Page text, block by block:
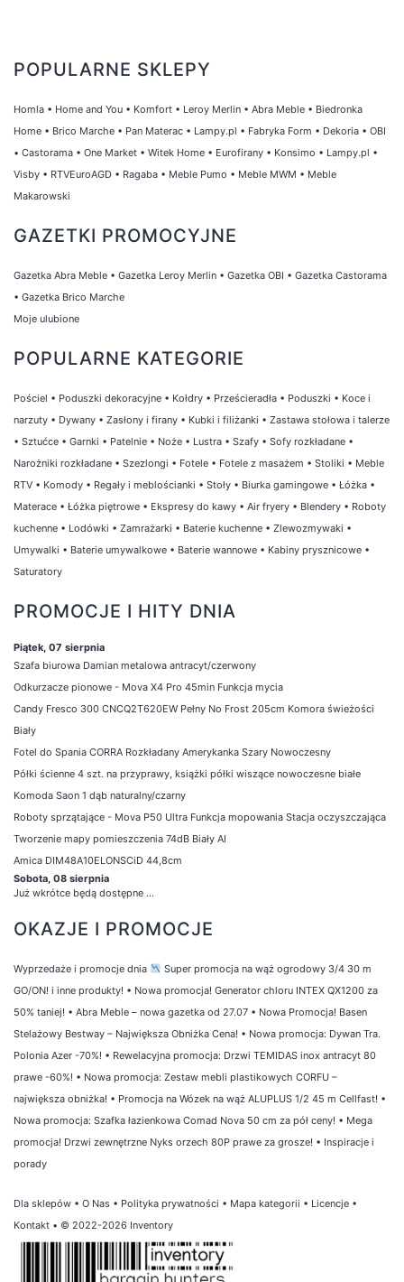
POPULARNE SKLEPY
Homla • Home and You • Komfort • Leroy Merlin • Abra Meble • Biedronka
Home • Brico Marche • Pan Materac • Lampy.pl • Fabryka Form • Dekoria • OBI
• Castorama • One Market • Witek Home • Eurofirany • Konsimo • Lampy.pl •
Visby • RTVEuroAGD • Ragaba • Meble Pumo • Meble MWM • Meble
Makarowski
GAZETKI PROMOCYJNE
Gazetka Abra Meble • Gazetka Leroy Merlin • Gazetka OBI • Gazetka Castorama
• Gazetka Brico Marche
Moje ulubione
POPULARNE KATEGORIE
Pościel • Poduszki dekoracyjne • Kołdry • Prześcieradła • Poduszki • Koce i
narzuty • Dywany • Zasłony i firany • Kubki i filiżanki • Zastawa stołowa i talerze
• Sztućce • Garnki • Patelnie • Noże • Lustra • Szafy • Sofy rozkładane •
Narożniki rozkładane • Szezlongi • Fotele • Fotele z masażem • Stoliki • Meble
RTV • Komody • Regały i meblościanki • Stoły • Biurka gamingowe • Łóżka •
Materace • Łóżka piętrowe • Ekspresy do kawy • Air fryery • Blendery • Roboty
kuchenne • Lodówki • Zamrażarki • Baterie kuchenne • Zlewozmywaki •
Umywalki • Baterie umywalkowe • Baterie wannowe • Kabiny prysznicowe •
Saturatory
PROMOCJE I HITY DNIA
Piątek, 07 sierpnia
Szafa biurowa Damian metalowa antracyt/czerwony
Odkurzacze pionowe - Mova X4 Pro 45min Funkcja mycia
Candy Fresco 300 CNCQ2T620EW Pełny No Frost 205cm Komora świeżości
Biały
Fotel do Spania CORRA Rozkładany Amerykanka Szary Nowoczesny
Półki ścienne 4 szt. na przyprawy, książki półki wiszące nowoczesne białe
Komoda Saon 1 dąb naturalny/czarny
Roboty sprzątające - Mova P50 Ultra Funkcja mopowania Stacja oczyszczająca
Tworzenie mapy pomieszczenia 74dB Biały AI
Amica DIM48A10ELONSCiD 44,8cm
Sobota, 08 sierpnia
Już wkrótce będą dostępne ...
OKAZJE I PROMOCJE
Wyprzedaże i promocje dnia
Super promocja na wąż ogrodowy 3/4 30 m
GO/ON! i inne produkty! • Nowa promocja! Generator chloru INTEX QX1200 za
50% taniej! • Abra Meble – nowa gazetka od 27.07 • Nowa Promocja! Basen
Stelażowy Bestway – Największa Obniżka Cena! • Nowa promocja: Dywan Tra.
Polonia Azer -70%! • Rewelacyjna promocja: Drzwi TEMIDAS inox antracyt 80
prawe -60%! • Nowa promocja: Zestaw mebli plastikowych CORFU –
największa obniżka! • Promocja na Wózek na wąż ALUPLUS 1/2 45 m Cellfast! •
Nowa promocja: Szafka łazienkowa Comad Nova 50 cm za pół ceny! • Mega
promocja! Drzwi zewnętrzne Nyks orzech 80P prawe za grosze! • Inspiracje i
porady
Dla sklepów • O Nas • Polityka prywatności • Mapa kategorii • Licencje •
Kontakt • © 2022-2026 Inventory